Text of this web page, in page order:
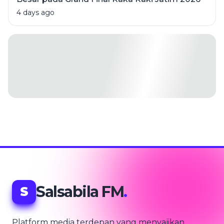
4 days ago
S Salsabila FM.